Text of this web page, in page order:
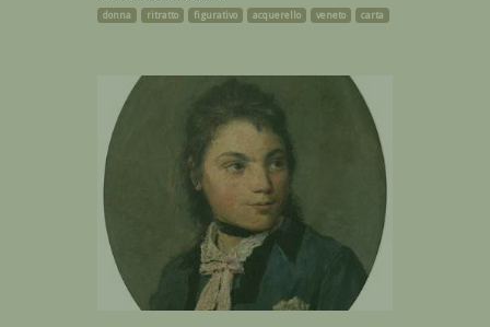
donna ritratto figurativo acquerello veneto carta